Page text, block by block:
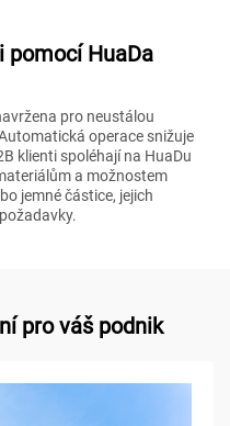
pomocí HuaDa
pro neustálou
operace snižuje
klienti spoléhají na HuaDu
a možnostem
jemné částice, jejich
pro váš podnik